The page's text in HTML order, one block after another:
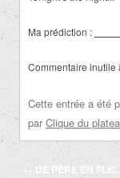
Ma prédiction :
Commentaire inutile
Cette entrée a été
par Clique du
Navigation
← DE PÈRE EN FLIC…